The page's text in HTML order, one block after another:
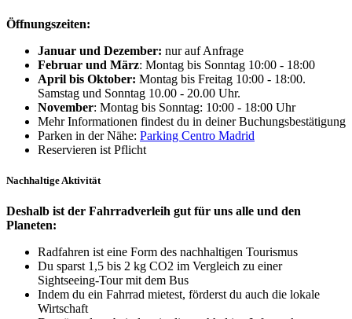
Öffnungszeiten:
Januar und Dezember: nur auf Anfrage
Februar und März: Montag bis Sonntag 10:00 - 18:00
April bis Oktober: Montag bis Freitag 10:00 - 18:00.
Samstag und Sonntag 10.00 - 20.00 Uhr.
November: Montag bis Sonntag: 10:00 - 18:00 Uhr
Mehr Informationen findest du in deiner Buchungsbestätigung
Parken in der Nähe: Parking Centro Madrid
Reservieren ist Pflicht
Nachhaltige Aktivität
Deshalb ist der Fahrradverleih gut für uns alle und den
Planeten:
Radfahren ist eine Form des nachhaltigen Tourismus
Du sparst 1,5 bis 2 kg CO2 im Vergleich zu einer
Sightseeing-Tour mit dem Bus
Indem du ein Fahrrad mietest, förderst du auch die lokale
Wirtschaft